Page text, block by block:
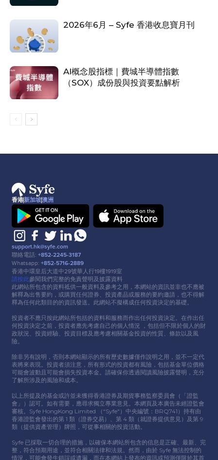
2026年6月 – Syfe 香港收息寶月刊
AI概念股指標｜費城半導體指數
（SOX）成份股與投資要點解析
香港新加坡澳洲
support.hk@syfe.com
聯絡電話: +852-2245-3187
Whatsapp: +852-5716-2889
香港中環皇后⼤道中29號華⼈⾏19樓1919室
請按此參閱我們完整的免責聲明及披露資料
此網站所包含的資料祗供⼀般資料及參考之⽤，本網站的資訊並非也不應被
解釋為出售要約，或購買任何證券、投資產品或服務的要約邀請，也不得解
釋為任何此類⽬的的資訊發送。此網站不擬構成任何投資決定的基礎。
投資者不應只按此網站所包括的資料和服務⽽作出任何投資決定。在作出任
何投資決定之前，投資者應先考慮⾃⼰的個⼈情況 ，包括但不限於個⼈的財
政狀況、投資經驗、投資⽬標及應考慮相關基⾦投資的性質、條款以及風
險。
除非另有說明，否則本網站顯示的所有歷史數據僅作說明之⽤，並不⼀定代
表將來表現。投資者須注意，所有形式的投資都有風險，包括基⾦單位價格
可能會波動且可能會損失投資本⾦。請確保你透過閱讀風險披露聲明，充分
了解所涉及的風險和成本。
以上所提及的基⾦或許並未獲得香港證券及期貨事務監察委員會（「證監
會」）認可。如有需要，應尋求獨立專業意⾒。本網頁及本廣告未經證監會
審核。Syfe HongKong Limited （“Syfe"）中央編號：BRQ741）持有由
香港證監會發出的第 1 類（證券交易）、第 4 類（就證券提供意⾒）及第 9
類（提供資產管理）牌照，可從事相關的投資活動。
Syfe 已採取⼀切合理的措施，以確保本網站所包含的信息是正確、最新、完
整，符合預期⽤途，並符合相關法律和法規。然⽽，由於 Syfe 無法控制的
情況，可能會發⽣錯誤或遺漏，⽽在本網站上發布的資訊或預測僅限於其⾸